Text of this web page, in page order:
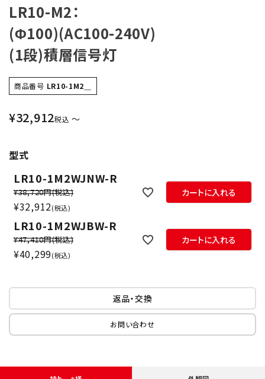
LR10-M2：
(Φ100)(AC100-240V)
(1段)積層信号灯
商品番号 LR10-1M2＿
¥32,912税込 〜
型式
LR10-1M2WJNW-R
¥38,720円(税込)
¥32,912 税込
カートに入れる
LR10-1M2WJBW-R
¥47,410円(税込)
¥40,299 税込
カートに入れる
返品・交換
お問い合わせ